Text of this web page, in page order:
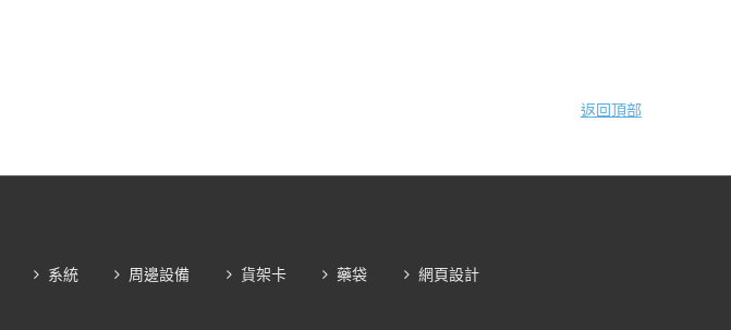
返回頂部
系統 周邊設備 貨架卡 藥袋 網頁設計